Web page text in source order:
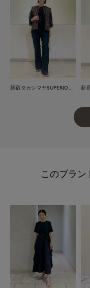
このブラン